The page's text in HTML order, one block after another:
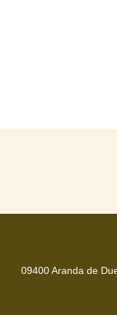
09400 Aranda de